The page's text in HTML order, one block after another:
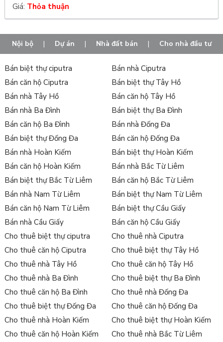
Giá: Thỏa thuận
Nội bộ | Dự án | Nhà đất bán | Cho nhà đầu tư
Bán biệt thự ciputra
Bán nhà Ciputra
Bán căn hộ Ciputra
Bán biệt thự Tây Hồ
Bán nhà Tây Hồ
Bán căn hộ Tây Hồ
Bán nhà Ba Đình
Bán biệt thự Ba Đình
Bán căn hộ Ba Đình
Bán nhà Đống Đa
Bán biệt thự Đống Đa
Bán căn hộ Đống Đa
Bán nhà Hoàn Kiếm
Bán biệt thự Hoàn Kiếm
Bán căn hộ Hoàn Kiếm
Bán nhà Bắc Từ Liêm
Bán biệt thự Bắc Từ Liêm
Bán căn hộ Bắc Từ Liêm
Bán nhà Nam Từ Liêm
Bán biệt thự Nam Từ Liêm
Bán căn hộ Nam Từ Liêm
Bán biệt thự Cầu Giấy
Bán nhà Cầu Giấy
Bán căn hộ Cầu Giấy
Cho thuê biệt thự ciputra
Cho thuê nhà Ciputra
Cho thuê căn hộ Ciputra
Cho thuê biệt thự Tây Hồ
Cho thuê nhà Tây Hồ
Cho thuê căn hộ Tây Hồ
Cho thuê nhà Ba Đình
Cho thuê biệt thự Ba Đình
Cho thuê căn hộ Ba Đình
Cho thuê nhà Đống Đa
Cho thuê biệt thự Đống Đa
Cho thuê căn hộ Đống Đa
Cho thuê nhà Hoàn Kiếm
Cho thuê biệt thự Hoàn Kiếm
Cho thuê căn hộ Hoàn Kiếm
Cho thuê nhà Bắc Từ Liêm